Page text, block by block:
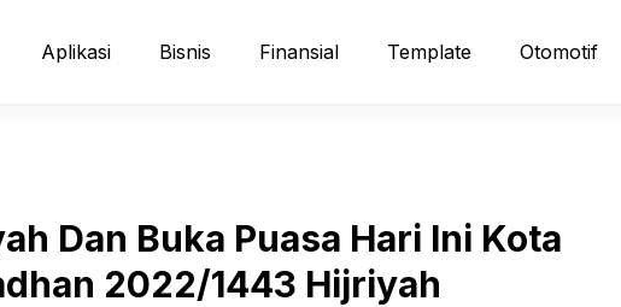
Aplikasi Bisnis Finansial Template Otomotif
Dan Buka Puasa Hari Ini Kota
2022/1443 Hijriyah